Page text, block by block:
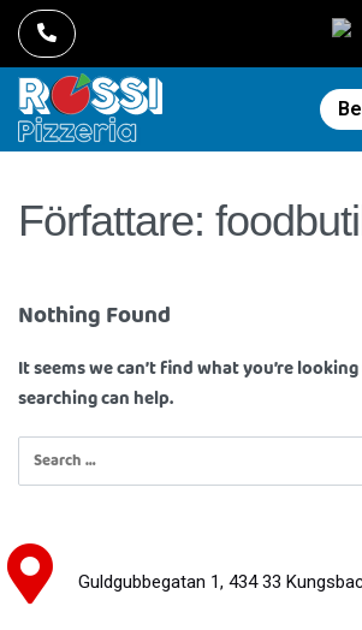
Författare:
Nothing Found
It seems we can’t find what you’re
searching can help.
Guldgubbegatan 1, 434 33